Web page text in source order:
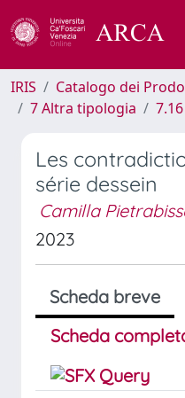
IRIS
Catalogo dei
7 Altra tipologia
Les
série dessein
Camilla
2023
Scheda breve
Scheda